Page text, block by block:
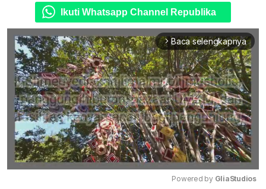
Ikuti Whatsapp Channel Republika
arrow_forward_ios Baca selengkapnya
Powered by GliaStudios